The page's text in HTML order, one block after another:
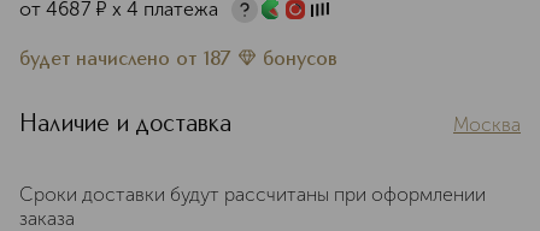
от 4687 ¤ х 4 платежа
будет начислено от 187 бонусов
Наличие и доставка Москва
Сроки доставки будут рассчитаны при оформлении
заказа